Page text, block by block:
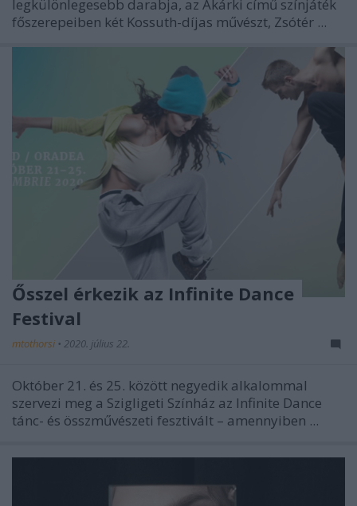
legkülönlegesebb darabja, az Akárki című színjáték
főszerepeiben két Kossuth-díjas művészt, Zsótér ...
Ősszel érkezik az Infinite Dance
Festival
mtothorsi • 2020. július 22.
Október 21. és 25. között negyedik alkalommal
szervezi meg a Szigligeti Színház az Infinite Dance
tánc- és összművészeti fesztivált – amennyiben ...